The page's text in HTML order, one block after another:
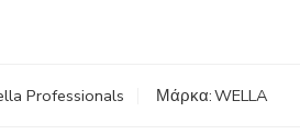
Professionals Μάρκα:WELLA